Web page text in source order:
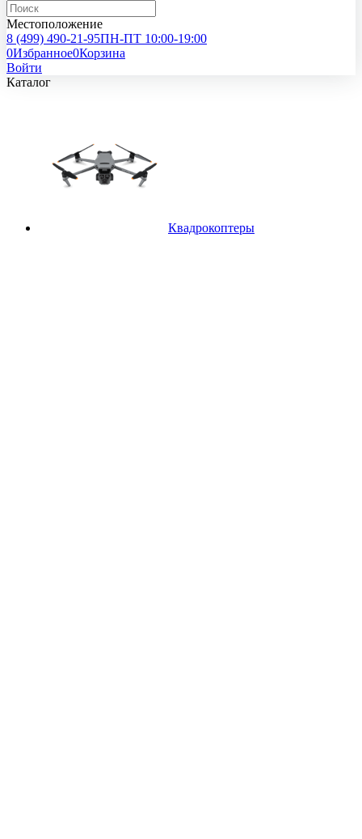
Местоположение
8 (499) 490-21-95ПН-ПТ 10:00-19:00
0Избранное0Корзина
Войти
Каталог
Квадрокоптеры